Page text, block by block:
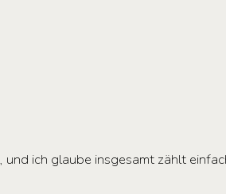
ich glaube insgesamt zählt